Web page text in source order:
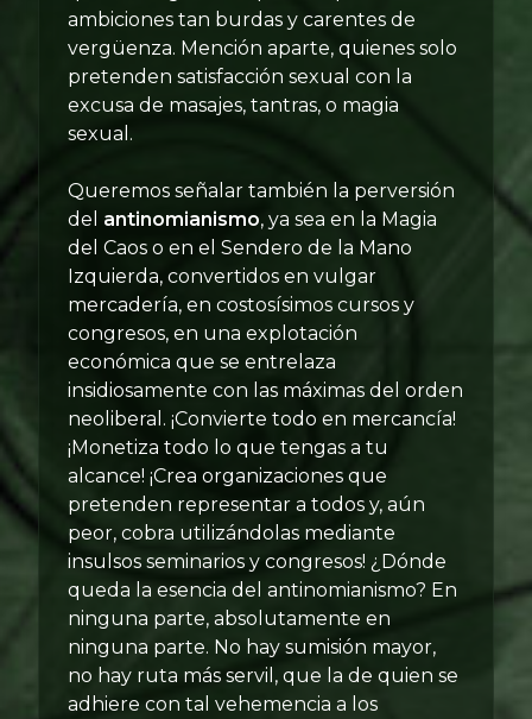
ambiciones tan burdas y carentes de
vergüenza. Mención aparte, quienes solo
pretenden satisfacción sexual con la
excusa de masajes, tantras, o magia
sexual.
Queremos señalar también la perversión
del antinomianismo, ya sea en la Magia
del Caos o en el Sendero de la Mano
Izquierda, convertidos en vulgar
mercadería, en costosísimos cursos y
congresos, en una explotación
económica que se entrelaza
insidiosamente con las máximas del orden
neoliberal. ¡Convierte todo en mercancía!
¡Monetiza todo lo que tengas a tu
alcance! ¡Crea organizaciones que
pretenden representar a todos y, aún
peor, cobra utilizándolas mediante
insulsos seminarios y congresos! ¿Dónde
queda la esencia del antinomianismo? En
ninguna parte, absolutamente en
ninguna parte. No hay sumisión mayor,
no hay ruta más servil, que la de quien se
adhiere con tal vehemencia a los